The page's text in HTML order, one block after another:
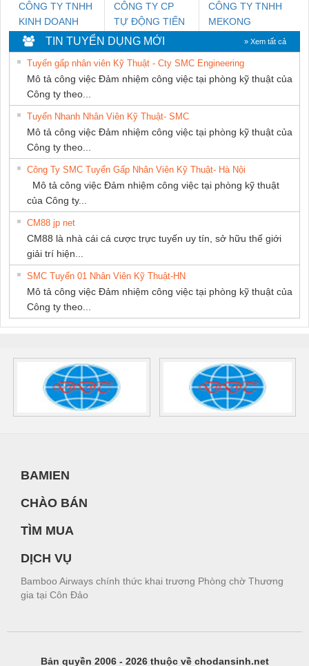
CÔNG TY TNHH
KINH DOANH
DỊCH VỤ XNK
PHƯƠNG NAM
CÔNG TY CP
TỰ ĐỘNG TIẾN
HƯNG
CÔNG TY TNHH
MEKONG
SUPPLY
TIN TUYỂN DỤNG MỚI » Xem tất cả
Tuyển gấp nhân viên Kỹ Thuật - Cty SMC Engineering
Mô tả công việc Đảm nhiệm công việc tại phòng kỹ thuật của
Công ty theo...
Tuyển Nhanh Nhân Viên Kỹ Thuật- SMC
Mô tả công việc Đảm nhiệm công việc tại phòng kỹ thuật của
Công ty theo...
Công Ty SMC Tuyển Gấp Nhân Viên Kỹ Thuật- Hà Nội
Mô tả công việc Đảm nhiệm công việc tại phòng kỹ thuật
của Công ty...
CM88 jp net
CM88 là nhà cái cá cược trực tuyến uy tín, sở hữu thế giới
giải trí hiện...
SMC Tuyển 01 Nhân Viên Kỹ Thuật-HN
Mô tả công việc Đảm nhiệm công việc tại phòng kỹ thuật của
Công ty theo...
BAMIEN
CHÀO BÁN
TÌM MUA
DỊCH VỤ
Bamboo Airways chính thức khai trương Phòng chờ Thương
gia tại Côn Đảo
Bản quyền 2006 - 2026 thuộc về chodansinh.net